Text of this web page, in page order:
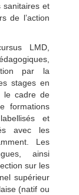
sanitaires et
de l’action
LMD,
par la
stages en
le cadre de
formations
et
avec les
Les
ainsi
sur les
supérieur
(natif ou